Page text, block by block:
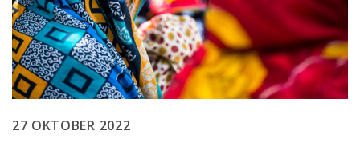
27 OKTOBER 2022